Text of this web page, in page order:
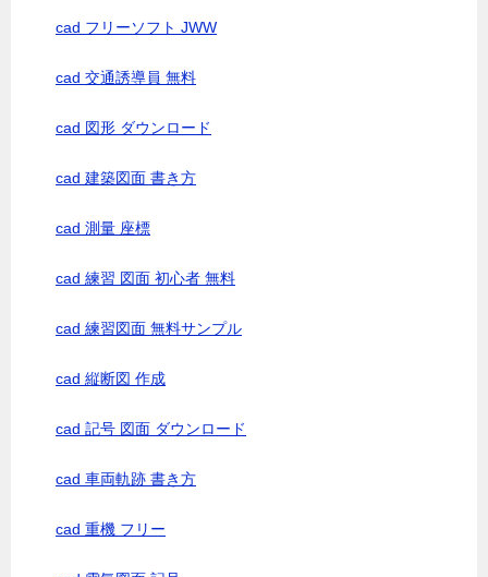
cad フリーソフト JWW
cad 交通誘導員 無料
cad 図形 ダウンロード
cad 建築図面 書き方
cad 測量 座標
cad 練習 図面 初心者 無料
cad 練習図面 無料サンプル
cad 縦断図 作成
cad 記号 図面 ダウンロード
cad 車両軌跡 書き方
cad 重機 フリー